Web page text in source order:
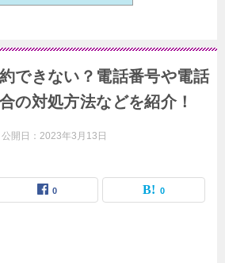
できない？電話番号や電話
の対処方法などを紹介！
公開日： 2023年3月13日
0 0